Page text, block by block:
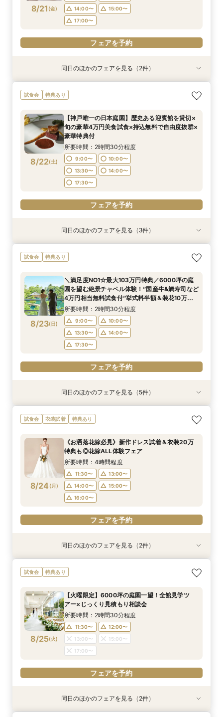
フェアを予約
17:00〜
フェアを予約
8/21 (金)
14:00〜
15:00〜
17:00〜
フェアを予約
特典あり
8/21(金)
＼初見学おすすめ★ゆったり相談会／6000坪庭
園ツアー＊特典あり♪
11:30〜
12:00〜
13:00〜
17:00〜
フェアを予約
8/21(金)
アットホームウェディング【6～39名様までご検
討の方/少人数会食プラン相談会】日本庭園を一
ケット付
所要時間：2時間30分程度
11:30〜
14:00〜
15:00〜
17:00〜
フェアを予約
同日のほかのフェアを見る（2件）
試食会 特典あり
8/22(土)
【神戸唯一の日本庭園】歴史ある迎賓館を貸切×
旬の豪華4万円美食試食×持込無料で自由度抜群×
豪華特典付
所要時間：2時間30分程度
9:00〜
10:00〜
13:30〜
14:00〜
17:30〜
フェアを予約
特典あり
8/22( 土)
残2席＼憧れの和婚を叶える★/神前式＊挙式スタ
イル相談×贅沢試食フェア
9:00〜
10:00〜
13:30〜
14:00〜
17:30〜
フェアを予約
特典あり
8/22( 土)
【料理重視の方必見】午前中フェア参加で国産牛
含む4万円相当試食×会場コーディネート見学！
なしフェア♪
所要時間：2時間30分程度
9:00〜
10:00〜
13:30〜
14:00〜
17:30〜
フェアを予約
特典あり
8/22( 土)
＼初見学の方へ☆フェア優待付／感動のチャペル
体験×豪華試食
9:00〜
10:00〜
13:30〜
14:00〜
17:30〜
フェアを予約
同日のほかのフェアを見る（3件）
試食会 特典あり
8/23(日)
＼満足度NO1☆最大103万円特典／6000坪の庭
園を望む絶景チャペル体験！”国産牛&鯛寿司など
4万円相当無料試食付”挙式料半額＆装花10万プ
レゼントなど特別優待フェア！
所要時間：2時間30分程度
9:00〜
10:00〜
13:30〜
14:00〜
17:30〜
フェアを予約
特典あり
8/23 (日
直前予約OK《2件目以降の来館◎》会場まるごと
比較検討フェア
9:00〜
10:00〜
13:30〜
14:00〜
17:30〜
フェアを予約
特典あり
8/23 (日
残2席＼憧れの和婚を叶える★/神前式＊挙式スタ
イル相談×贅沢試食フェア
9:00〜
10:00〜
13:30〜
14:00〜
17:30〜
フェアを予約
特典あり
8/23 (日
【料理重視の方必見】午前中フェア参加で国産牛
含む4万円相当試食×会場コーディネート見学！
なしフェア♪
所要時間：2時間30分程度
13:30〜
14:00〜
17:30〜
フェアを予約
特典あり
8/23 (日
＼初見学の方へ☆フェア優待付／感動のチャペル
体験×豪華試食
9:00〜
10:00〜
13:30〜
14:00〜
17:30〜
フェアを予約
8/23 (日
＼6名からOK★少人数でも貸切！／特別プラン
見積もり相談会×試食付
13:30〜 17:30〜
フェアを予約
同日のほかのフェアを見る（5件）
試食会 衣装試着 特典あり
8/24 (月)
《お洒落花嫁必見》新作ドレス試着＆衣装20万
特典も◎花嫁ALL体験フェア
所要時間：4時間程度
11:30〜
13:00〜
14:00〜
15:00〜
16:00〜
フェアを予約
特典あり
8/24(月)
＼初見学おすすめ★ゆったり相談会／6000坪庭
園ツアー＊特典あり♪
11:30〜
12:00〜
13:00〜
15:00〜
17:00〜
フェアを予約
8/24(月)
アットホームウェディング【6～39名様までご検
討の方/少人数会食プラン相談会】日本庭園を一
ケット付
所要時間：2時間30分程度
14:00〜
15:00〜
17:00〜
フェアを予約
同日のほかのフェアを見る（2件）
試食会 特典あり
8/25(火)
【火曜限定】6000坪の庭園一望！全館見学ツ
アー×じっくり見積もり相談会
所要時間：2時間30分程度
11:30〜
12:00〜
13:00〜
15:00〜
17:00〜
フェアを予約
特典あり同日のほかのフェアを見る（2件）